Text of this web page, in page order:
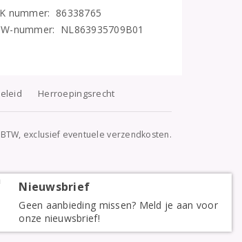
nummer: 86338765
nummer: NL863935709B01
Herroepingsrecht
exclusief eventuele verzendkosten.
Nieuwsbrief
Geen aanbieding missen? Meld je aan voor
onze nieuwsbrief!